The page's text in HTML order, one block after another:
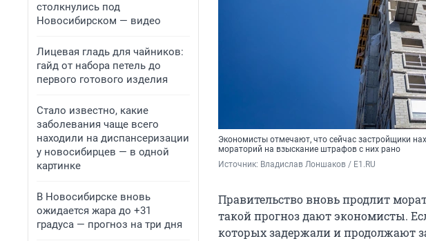
столкнулись под
Новосибирском — видео
Лицевая гладь для чайников:
гайд от набора петель до
первого готового изделия
Стало известно, какие
заболевания чаще всего
находили на диспансеризации
у новосибирцев — в одной
картинке
В Новосибирске вновь
ожидается жара до +31
градуса — прогноз на три дня
Экономисты отмечают, что сейчас застройщики
мораторий на взыскание штрафов с них рано
Источник: Владислав Лоншаков / E1.RU
Правительство вновь продлит
такой прогноз дают экономисты.
которых задержали и продолжают